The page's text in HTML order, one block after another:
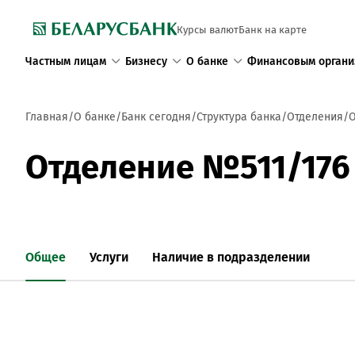
Курсы валютБанк на карте
Частным лицам Бизнесу О банке Финансовым
Главная О банке Банк сегодня Структура банка Отделения
Отделение №511/176
Общее Услуги Наличие в подразделении